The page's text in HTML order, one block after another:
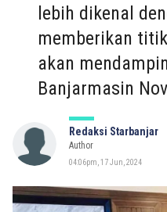
lebih dikenal
memberikan
akan
Banjarmasin
Redaksi Starbanjar
Author
04:06pm, 17 Jun, 2024